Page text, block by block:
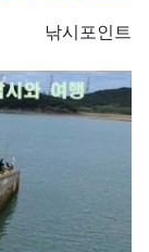
등록자
낚시포인트